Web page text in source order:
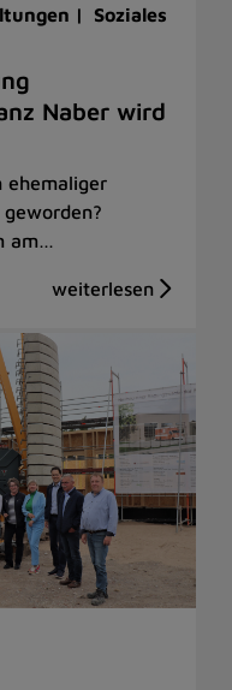
| Soziales
Naber wird
ehemaliger
am…